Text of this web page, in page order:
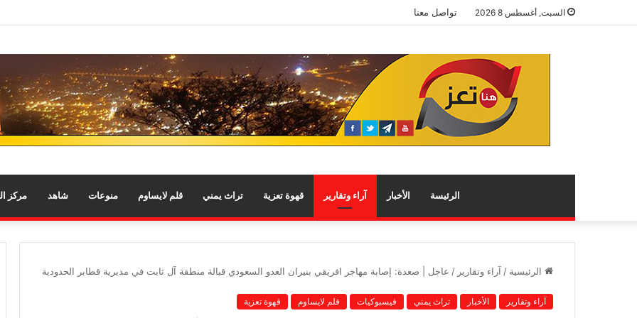
السبت, أغسطس 8 2026 تواصل معنا
الرئيسة الأخبار آراء وتقارير قهوة تعزية تراث يمني قلم لايساوم منوعات شاهد مركز
الرئيسية / آراء وتقارير / عاجل | صعدة: إصابة مهاجر افريقي بنيران العدو السعودي قبالة منطقة آل ثابت في مديرية قطابر الحدودية
آراء وتقارير الأخبار تراث يمني فيسبوكيات قلم لايساوم قهوة تعزية